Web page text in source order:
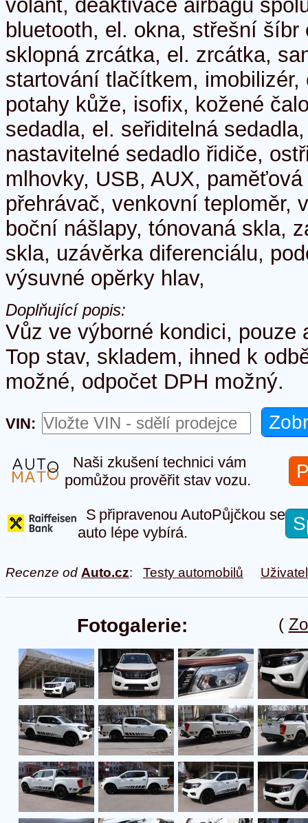
volant, deaktivace airbagu
bluetooth, el. okna, střešní
sklopná zrcátka, el. zrcátka,
startování tlačítkem, imobilizér,
potahy kůže, isofix, kožené
sedadla, el. seřiditelná
nastavitelné sedadlo řidiče,
mlhovky, USB, AUX,
přehrávač, venkovní teploměr,
boční nášlapy, tónovaná skla,
skla, uzávěrka diferenciálu,
výsuvné opěrky hlav,
Doplňující popis:
Vůz ve výborné kondici, pouze
Top stav, skladem, ihned k
možné, odpočet DPH možný.
VIN:
Naši zkušení technici vám
pomůžou prověřit stav vozu.
S připravenou AutoPůjčkou se
auto lépe vybírá.
Recenze od Auto.cz: Testy automobilů
(
Fotogalerie: